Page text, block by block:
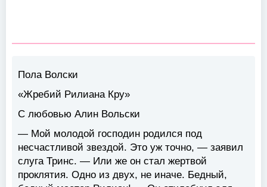
Пола Волски
«Жребий Рилиана Кру»
С любовью Алин Вольски
— Мой молодой господин родился под
несчастливой звездой. Это уж точно, — заявил
слуга Тринс. — Или же он стал жертвой
проклятия. Одно из двух, не иначе. Бедный,